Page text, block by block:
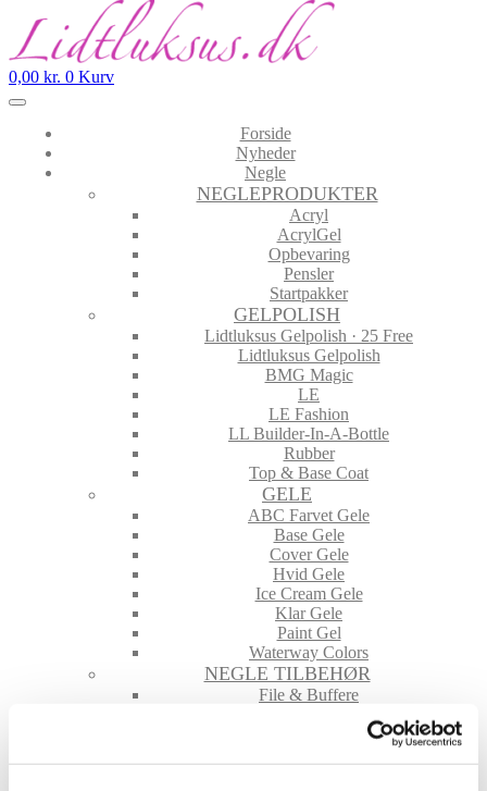
0,00 kr. 0 Kurv
Forside
Nyheder
Negle
NEGLEPRODUKTER
Acryl
AcrylGel
Opbevaring
Pensler
Startpakker
GELPOLISH
Lidtluksus Gelpolish · 25 Free
Lidtluksus Gelpolish
BMG Magic
LE
LE Fashion
LL Builder-In-A-Bottle
Rubber
Top & Base Coat
GELE
ABC Farvet Gele
Base Gele
Cover Gele
Hvid Gele
Ice Cream Gele
Klar Gele
Paint Gel
Waterway Colors
NEGLE TILBEHØR
File & Buffere
Glimmer & Pigmenter